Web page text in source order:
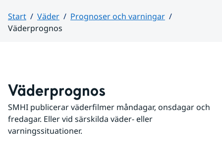
Start Väder
Prognoser och varningar
Väderprognos
Väderprognos
SMHI publicerar väderfilmer måndagar, onsdagar och
fredagar. Eller vid särskilda väder- eller
varningssituationer.